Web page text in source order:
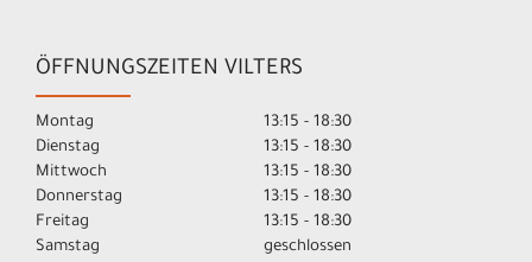
ÖFFNUNGSZEITEN VILTERS
Montag
13:15 - 18:30
Dienstag
13:15 - 18:30
Mittwoch
13:15 - 18:30
Donnerstag
13:15 - 18:30
Freitag
13:15 - 18:30
Samstag
geschlossen